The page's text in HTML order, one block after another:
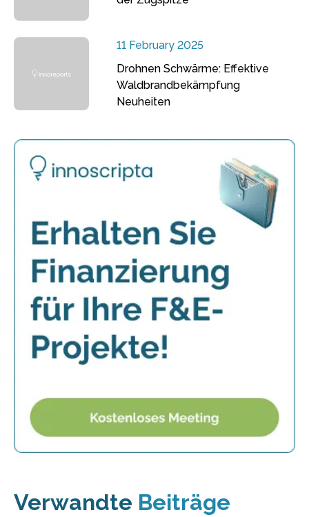
11 February 2025
Drohnen Schwärme: Effektive
Waldbrandbekämpfung
Neuheiten
Verwandte Beiträge